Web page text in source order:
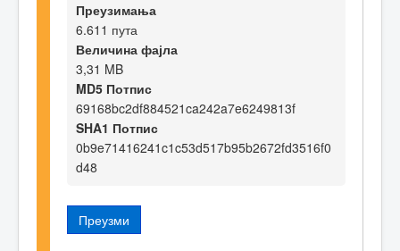
Преузимања
6.611 пута
Величина фајла
3,31 MB
MD5 Потпис
69168bc2df884521ca242a7e6249813f
SHA1 Потпис
0b9e71416241c1c53d517b95b2672fd3516f0
d48
Преузми